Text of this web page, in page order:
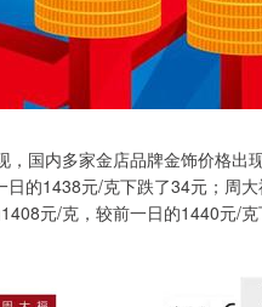
国内多家金店品牌金饰价格出
的1438元/克下跌了34元；周
元/克，较前一日的1440元/
200.89 1.42%